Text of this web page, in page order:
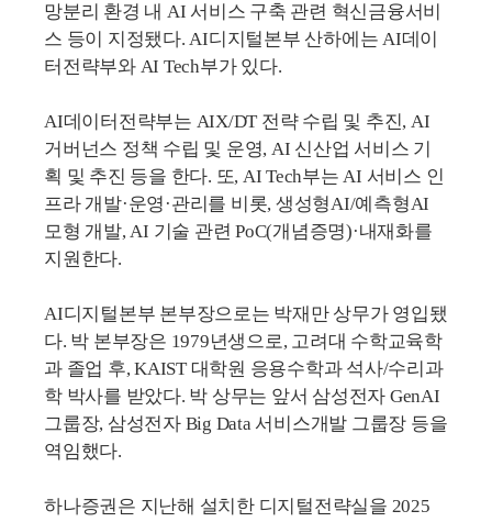
망분리 환경 내 AI 서비스 구축 관련 혁신금융서비
스 등이 지정됐다. AI디지털본부 산하에는 AI데이
터전략부와 AI Tech부가 있다.
AI데이터전략부는 AIX/DT 전략 수립 및 추진, AI
거버넌스 정책 수립 및 운영, AI 신산업 서비스 기
획 및 추진 등을 한다. 또, AI Tech부는 AI 서비스 인
프라 개발·운영·관리를 비롯, 생성형AI/예측형AI
모형 개발, AI 기술 관련 PoC(개념증명)·내재화를
지원한다.
AI디지털본부 본부장으로는 박재만 상무가 영입됐
다. 박 본부장은 1979년생으로, 고려대 수학교육학
과 졸업 후, KAIST 대학원 응용수학과 석사/수리과
학 박사를 받았다. 박 상무는 앞서 삼성전자 GenAI
그룹장, 삼성전자 Big Data 서비스개발 그룹장 등을
역임했다.
하나증권은 지난해 설치한 디지털전략실을 2025